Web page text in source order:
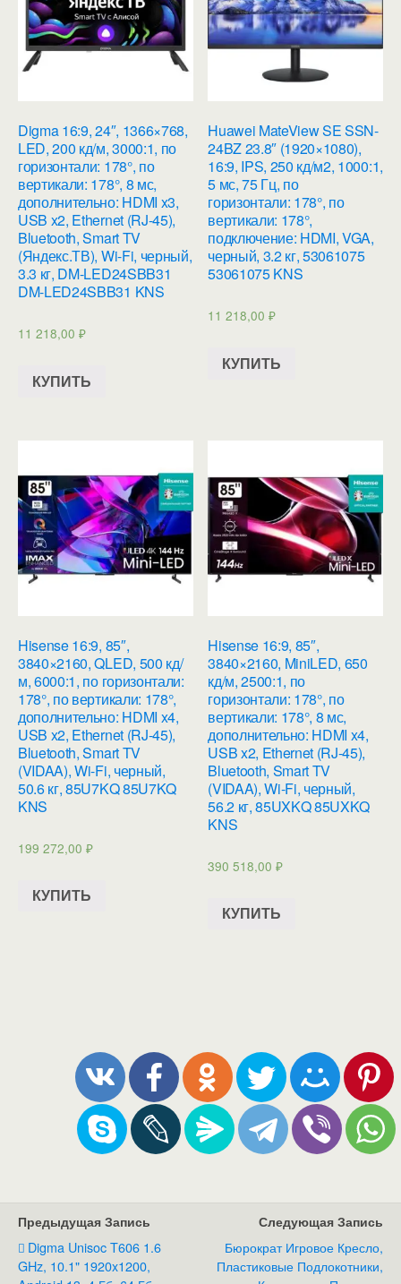
Digma 16:9, 24″, 1366×768,
LED, 200 кд/м, 3000:1, по
горизонтали: 178°, по
вертикали: 178°, 8 мс,
дополнительно: HDMI x3,
USB x2, Ethernet (RJ-45),
Bluetooth, Smart TV
(Яндекс.ТВ), Wi-Fi, черный,
3.3 кг, DM-LED24SBB31
DM-LED24SBB31 KNS
11 218,00 ₽
КУПИТЬ
Huawei MateView SE SSN-
24BZ 23.8″ (1920×1080),
16:9, IPS, 250 кд/м2, 1000:1,
5 мс, 75 Гц, по
горизонтали: 178°, по
вертикали: 178°,
подключение: HDMI, VGA,
черный, 3.2 кг, 53061075
53061075 KNS
11 218,00₽
КУПИТЬ
Hisense 16:9, 85″,
3840×2160, QLED, 500 кд/
м, 6000:1, по горизонтали:
178°, по вертикали: 178°,
дополнительно: HDMI x4,
USB x2, Ethernet (RJ-45),
Bluetooth, Smart TV
(VIDAA), Wi-Fi, черный,
50.6 кг, 85U7KQ 85U7KQ
KNS
199 272,00 ₽
КУПИТЬ
Hisense 16:9, 85″,
3840×2160, MiniLED, 650
кд/м, 2500:1, по
горизонтали: 178°, по
вертикали: 178°, 8 мс,
дополнительно: HDMI x4,
USB x2, Ethernet (RJ-45),
Bluetooth, Smart TV
(VIDAA), Wi-Fi, черный,
56.2 кг, 85UXKQ 85UXKQ
KNS
390 518,00₽
КУПИТЬ
Предыдущая Запись
Digma Unisoc T606 1.6
GHz, 10.1" 1920x1200,
Следующая Запись
Бюрократ Игровое Кресло,
Пластиковые Подлокотники,